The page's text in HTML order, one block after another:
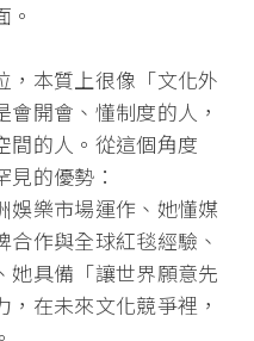
，本質上很像「文化外
開會、懂制度的人，
間的人。從這個角度
的優勢：
娛樂市場運作、她懂媒
作與全球紅毯經驗、
她具備「讓世界願意先
在未來文化競爭裡，